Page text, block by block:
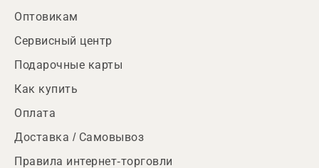
Оптовикам
Сервисный центр
Подарочные карты
Как купить
Оплата
Доставка / Самовывоз
Правила интернет-торговли